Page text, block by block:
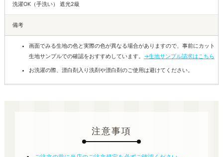
洗濯OK（手洗い） 遮光2級
備考
画面でみる生地の色と実際の色が異なる場合がありますので、事前にカット
生地サンプルでの確認をおすすめしています。 →生地サンプル請求はこちら
お洗濯の際、漂白剤入り洗剤や漂白剤のご使用は避けてください。
注意事項